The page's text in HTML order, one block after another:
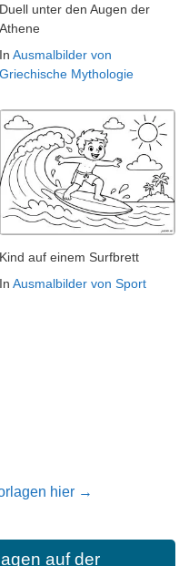
Duell unter den Augen der
Athene
In Ausmalbilder von
Griechische Mythologie
Kind auf einem Surfbrett
In Ausmalbilder von Sport
hier →
auf der